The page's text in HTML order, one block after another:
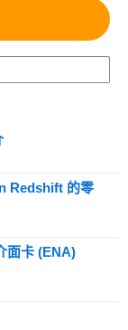
Redshift 的零
面卡 (ENA)